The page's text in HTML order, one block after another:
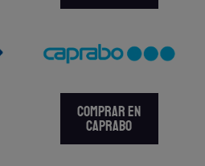
COMPRAR EN
CAPRABO